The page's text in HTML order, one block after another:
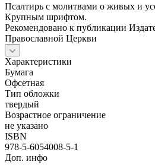
Псалтирь с молитвами о живых и
Крупным шрифтом.
Рекомендовано к публикации
Православной Церкви
Характеристики
Бумага
Офсетная
Тип обложки
твердый
Возрастное ограничение
не указано
ISBN
978-5-6054008-5-1
Доп. инфо